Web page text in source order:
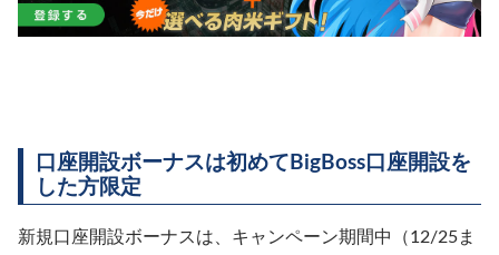
口座開設ボーナスは初めてBigBoss口座開設を
した方限定
新規口座開設ボーナスは、キャンペーン期間中（12/25ま